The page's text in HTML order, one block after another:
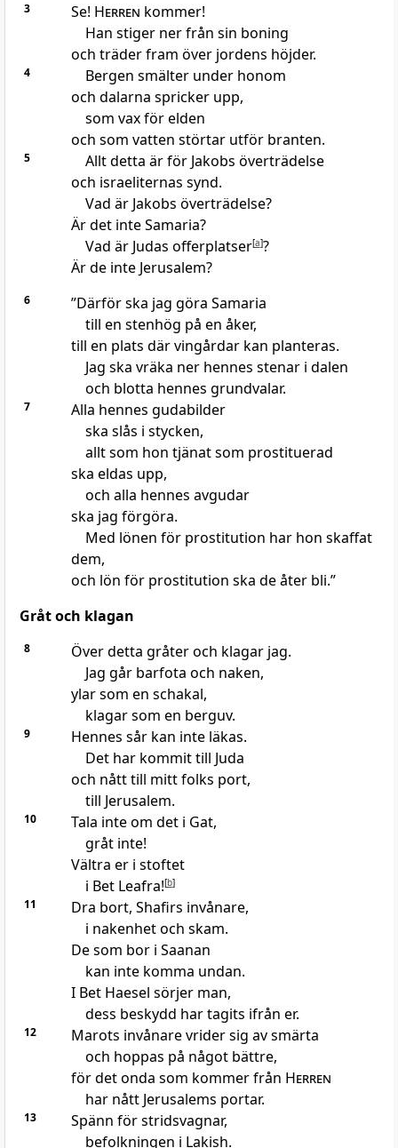
3 Se! Herren kommer!
Han stiger ner från sin boning
och träder fram över jordens höjder.
4
Bergen smälter under honom
och dalarna spricker upp,
som vax för elden
och som vatten störtar utför branten.
5
Allt detta är för Jakobs överträdelse
och israeliternas synd.
Vad är Jakobs överträdelse?
Är det inte Samaria?
Vad är Judas offerplatser[a]?
Är de inte Jerusalem?
6
”Därför ska jag göra Samaria
till en stenhög på en åker,
till en plats där vingårdar kan planteras.
Jag ska vräka ner hennes stenar i dalen
och blotta hennes grundvalar.
7
Alla hennes gudabilder
ska slås i stycken,
allt som hon tjänat som prostituerad
ska eldas upp,
och alla hennes avgudar
ska jag förgöra.
Med lönen för prostitution har hon skaffat
dem,
och lön för prostitution ska de åter bli.”
Gråt och klagan
8
Över detta gråter och klagar jag.
Jag går barfota och naken,
ylar som en schakal,
klagar som en berguv.
9
Hennes sår kan inte läkas.
Det har kommit till Juda
och nått till mitt folks port,
till Jerusalem.
10
Tala inte om det i Gat,
gråt inte!
Vältra er i stoftet
i Bet Leafra![b]
11
Dra bort, Shafirs invånare,
i nakenhet och skam.
De som bor i Saanan
kan inte komma undan.
I Bet Haesel sörjer man,
dess beskydd har tagits ifrån er.
12
Marots invånare vrider sig av smärta
och hoppas på något bättre,
för det onda som kommer från Herren
har nått Jerusalems portar.
13
Spänn för stridsvagnar,
befolkningen i Lakish.